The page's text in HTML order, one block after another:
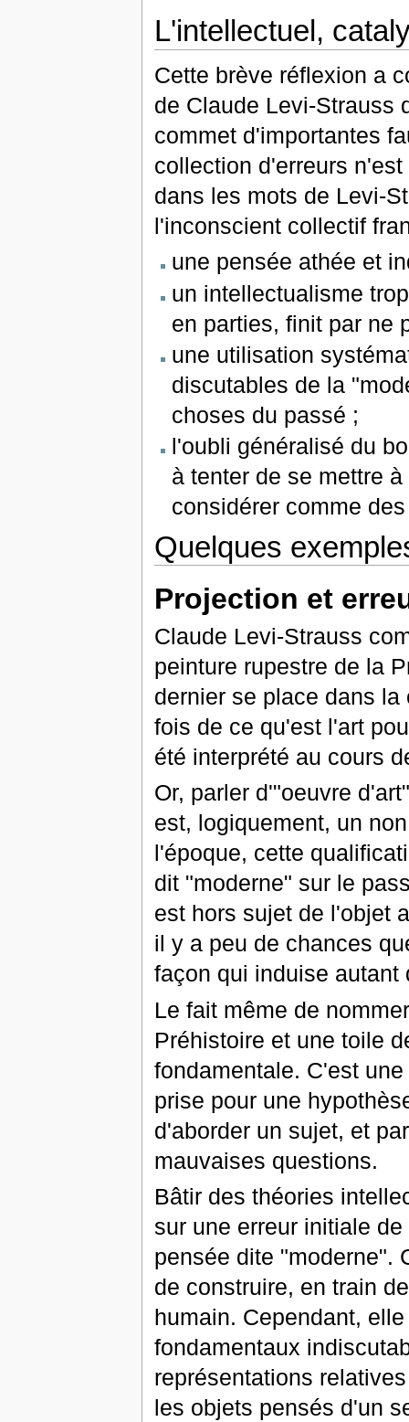
L'intellectuel,
Cette brève réflexion a
de Claude Levi-Strauss
commet d'importantes
collection d'erreurs
dans les mots de Levi-
l'inconscient collectif
une pensée athée et
un intellectualisme
en parties, finit par ne
une utilisation
discutables de la
choses du passé ;
l'oubli généralisé du
à tenter de se mettre
considérer comme
Quelques
Projection et
Claude Levi-Strauss
peinture rupestre de la
dernier se place dans
fois de ce qu'est l'art
été interprété au cours
Or, parler d'"oeuvre
est, logiquement, un
l'époque, cette
dit "moderne" sur le
est hors sujet de l'objet
il y a peu de chances
façon qui induise autant
Le fait même de
Préhistoire et une toile
fondamentale. C'est
prise pour une
d'aborder un sujet, et
mauvaises questions.
Bâtir des théories
sur une erreur initiale
pensée dite "moderne".
de construire, en train
humain. Cependant,
fondamentaux
représentations
les objets pensés d'un